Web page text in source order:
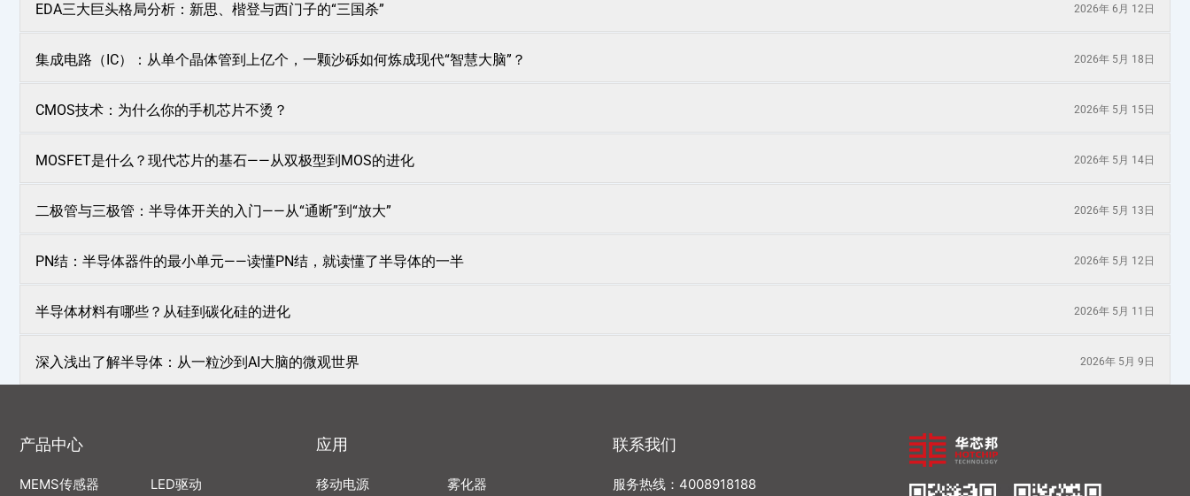
EDA三大巨头格局分析：新思、楷登与西门子的“三国杀” 2026年 6月 12日
集成电路（IC）：从单个晶体管到上亿个，一颗沙砾如何炼成现代“智慧大脑”？ 2026年 5月 18日
CMOS技术：为什么你的手机芯片不烫？ 2026年 5月 15日
MOSFET是什么？现代芯片的基石——从双极型到MOS的进化 2026年 5月 14日
二极管与三极管：半导体开关的入门——从“通断”到“放大” 2026年 5月 13日
PN结：半导体器件的最小单元——读懂PN结，就读懂了半导体的一半 2026年 5月 12日
半导体材料有哪些？从硅到碳化硅的进化 2026年 5月 11日
深入浅出了解半导体：从一粒沙到AI大脑的微观世界 2026年 5月 9日
产品中心
MEMS传感器 LED驱动
应用
移动电源 雾化器
联系我们
服务热线：4008918188